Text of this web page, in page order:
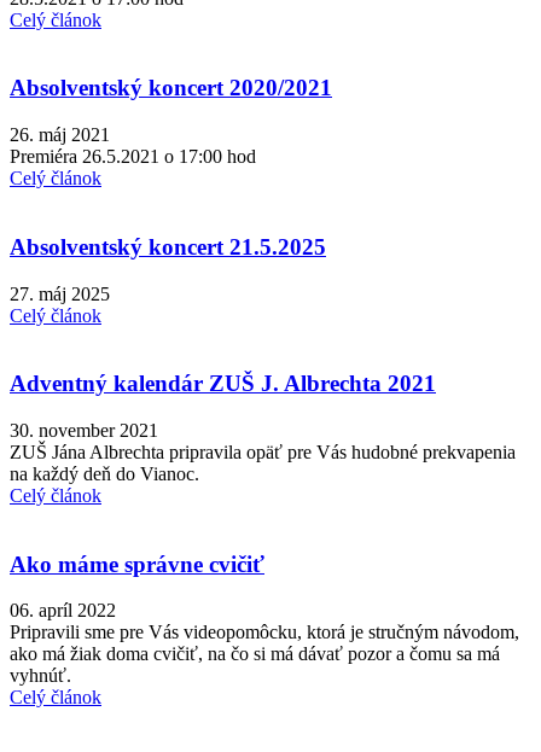
Celý článok
Absolventský koncert 2020/2021
26. máj 2021
Premiéra 26.5.2021 o 17:00 hod
Celý článok
Absolventský koncert 21.5.2025
27. máj 2025
Celý článok
Adventný kalendár ZUŠ J. Albrechta 2021
30. november 2021
ZUŠ Jána Albrechta pripravila opäť pre Vás hudobné prekvapenia
na každý deň do Vianoc.
Celý článok
Ako máme správne cvičiť
06. apríl 2022
Pripravili sme pre Vás videopomôcku, ktorá je stručným návodom,
ako má žiak doma cvičiť, na čo si má dávať pozor a čomu sa má
vyhnúť.
Celý článok